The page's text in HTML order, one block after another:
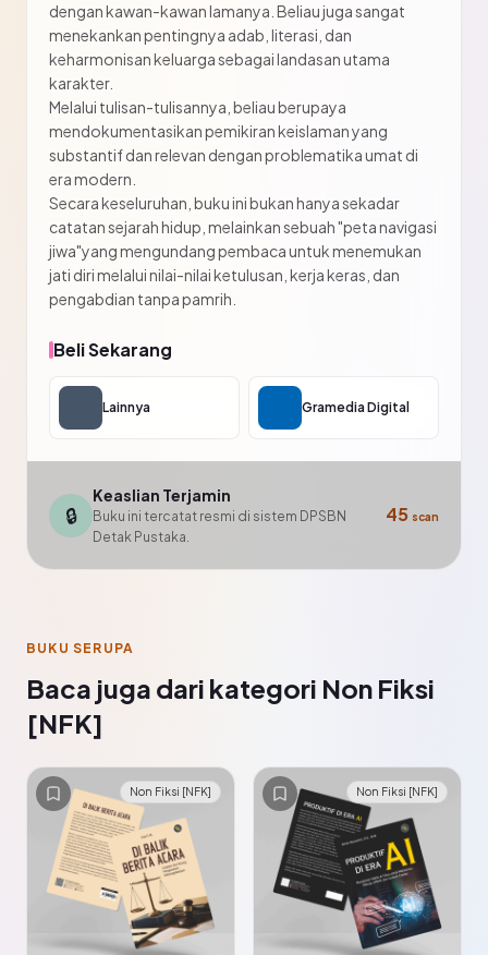
dengan kawan-kawan lamanya. Beliau juga sangat
menekankan pentingnya adab, literasi, dan
keharmonisan keluarga sebagai landasan utama
karakter.
Melalui tulisan-tulisannya, beliau berupaya
mendokumentasikan pemikiran keislaman yang
substantif dan relevan dengan problematika umat di
era modern.
Secara keseluruhan, buku ini bukan hanya sekadar
catatan sejarah hidup, melainkan sebuah "peta navigasi
jiwa"yang mengundang pembaca untuk menemukan
jati diri melalui nilai-nilai ketulusan, kerja keras, dan
pengabdian tanpa pamrih.
Beli Sekarang
Lainnya Gramedia Digital
🔒
Keaslian Terjamin
Buku ini tercatat resmi di sistem DPSBN
Detak Pustaka.
45 scan
BUKU SERUPA
Baca juga dari kategori Non Fiksi
[NFK]
Non Fiksi [NFK] Non Fiksi [NFK]